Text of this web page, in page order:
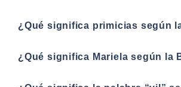
¿Qué significa primicias según
¿Qué significa Mariela según la